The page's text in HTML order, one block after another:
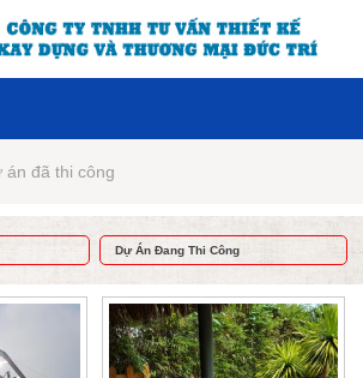
án đã thi công
Dự Án Đang Thi Công